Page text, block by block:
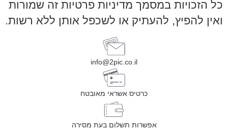
כל הזכויות במסמך מדיניות פרטיות זה שמורות
ואין להפיץ, להעתיק או לשכפל אותן ללא רשות.
info@2pic.co.il
כרטיס אשראי מאובטח
אפשרות תשלום בעת מסירה